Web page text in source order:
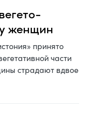
женщин
принято
части
страдают вдвое